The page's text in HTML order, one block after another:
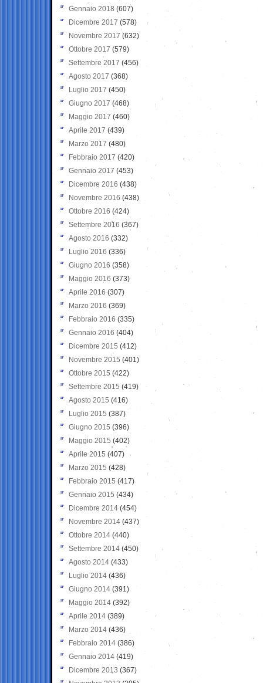
Gennaio 2018 (607)
Dicembre 2017 (578)
Novembre 2017 (632)
Ottobre 2017 (579)
Settembre 2017 (456)
Agosto 2017 (368)
Luglio 2017 (450)
Giugno 2017 (468)
Maggio 2017 (460)
Aprile 2017 (439)
Marzo 2017 (480)
Febbraio 2017 (420)
Gennaio 2017 (453)
Dicembre 2016 (438)
Novembre 2016 (438)
Ottobre 2016 (424)
Settembre 2016 (367)
Agosto 2016 (332)
Luglio 2016 (336)
Giugno 2016 (358)
Maggio 2016 (373)
Aprile 2016 (307)
Marzo 2016 (369)
Febbraio 2016 (335)
Gennaio 2016 (404)
Dicembre 2015 (412)
Novembre 2015 (401)
Ottobre 2015 (422)
Settembre 2015 (419)
Agosto 2015 (416)
Luglio 2015 (387)
Giugno 2015 (396)
Maggio 2015 (402)
Aprile 2015 (407)
Marzo 2015 (428)
Febbraio 2015 (417)
Gennaio 2015 (434)
Dicembre 2014 (454)
Novembre 2014 (437)
Ottobre 2014 (440)
Settembre 2014 (450)
Agosto 2014 (433)
Luglio 2014 (436)
Giugno 2014 (391)
Maggio 2014 (392)
Aprile 2014 (389)
Marzo 2014 (436)
Febbraio 2014 (386)
Gennaio 2014 (419)
Dicembre 2013 (367)